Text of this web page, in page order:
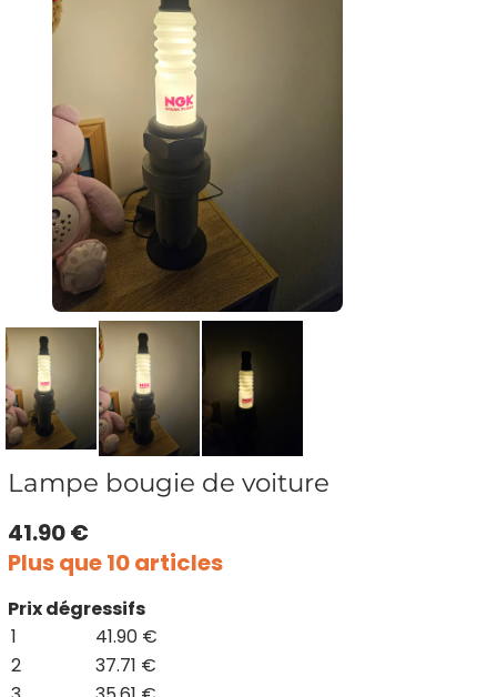
Lampe bougie de voiture
41.90 €
Plus que 10 articles
Prix dégressifs
1
41.90 €
2
37.71 €